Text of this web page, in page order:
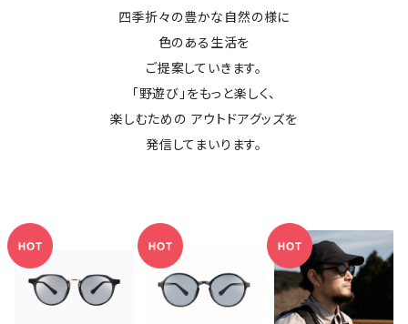
四季折々の豊かな自然の様に
色のある生活を
ご提案していきます。
「野遊び」をもっと楽しく、
楽しむための アウトドアグッズを
発信してまいります。